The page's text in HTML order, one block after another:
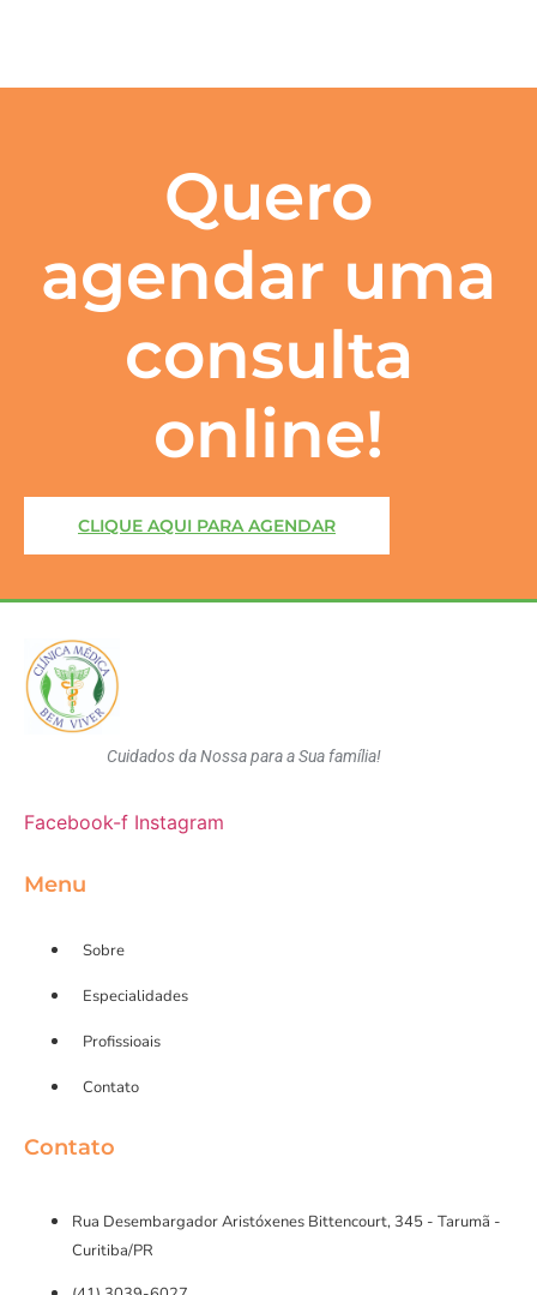
Quero
agendar uma
consulta
online!
CLIQUE AQUI PARA AGENDAR
Cuidados da Nossa para a Sua família!
Facebook-f Instagram
Menu
Sobre
Especialidades
Profissioais
Contato
Contato
Rua Desembargador Aristóxenes Bittencourt, 345 - Tarumã -
Curitiba/PR